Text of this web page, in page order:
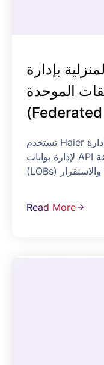
بإدارة
الموحدة
تستخدم Haier نظام إدارة API الموحد من API7 Enterprise
لإدارة بوابات API المختلفة من خطوط الأعمال المتنوعة
Read More